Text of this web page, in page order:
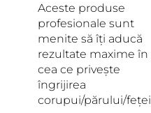
Aceste produse
profesionale sunt
menite să îți aducă
rezultate maxime în
cea ce privește
îngrijirea
corupui/părului/feței